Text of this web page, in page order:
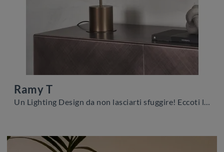
Ramy T
Un Lighting Design da non lasciarti sfuggire! Eccoti la lampada da tavolo Ramy T di Riflessi.